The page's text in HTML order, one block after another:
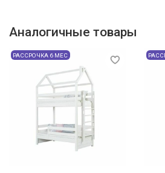
Аналогичные товары
РАССРОЧКА 6 МЕС